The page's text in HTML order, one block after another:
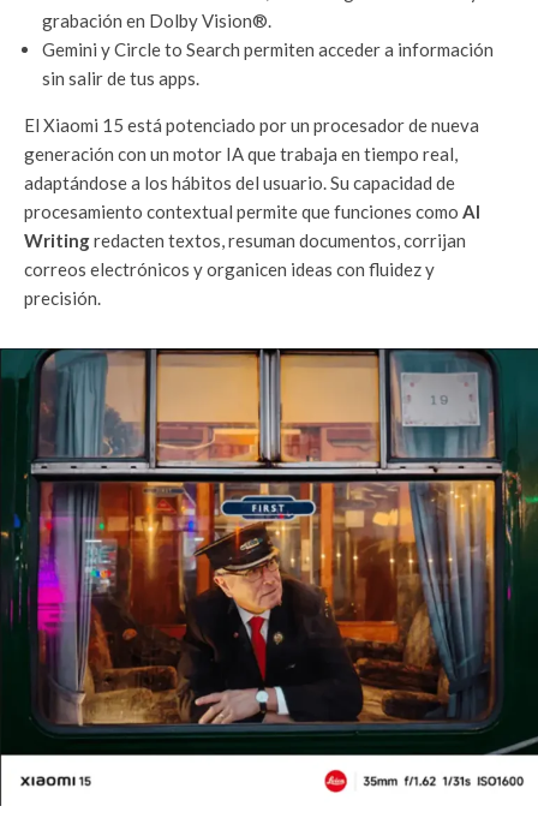
grabación en Dolby Vision®.
Gemini y Circle to Search permiten acceder a información
sin salir de tus apps.
El Xiaomi 15 está potenciado por un procesador de nueva
generación con un motor IA que trabaja en tiempo real,
adaptándose a los hábitos del usuario. Su capacidad de
procesamiento contextual permite que funciones como AI
Writingredacten textos, resuman documentos, corrijan
correos electrónicos y organicen ideas con fluidez y
precisión.